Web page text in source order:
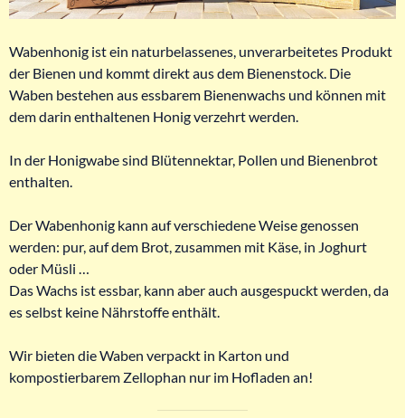
Wabenhonig ist ein naturbelassenes, unverarbeitetes Produkt
der Bienen und kommt direkt aus dem Bienenstock. Die
Waben bestehen aus essbarem Bienenwachs und können mit
dem darin enthaltenen Honig verzehrt werden.
In der Honigwabe sind Blütennektar, Pollen und Bienenbrot
enthalten.
Der Wabenhonig kann auf verschiedene Weise genossen
werden: pur, auf dem Brot, zusammen mit Käse, in Joghurt
oder Müsli …
Das Wachs ist essbar, kann aber auch ausgespuckt werden, da
es selbst keine Nährstoffe enthält.
Wir bieten die Waben verpackt in Karton und
kompostierbarem Zellophan nur im Hofladen an!